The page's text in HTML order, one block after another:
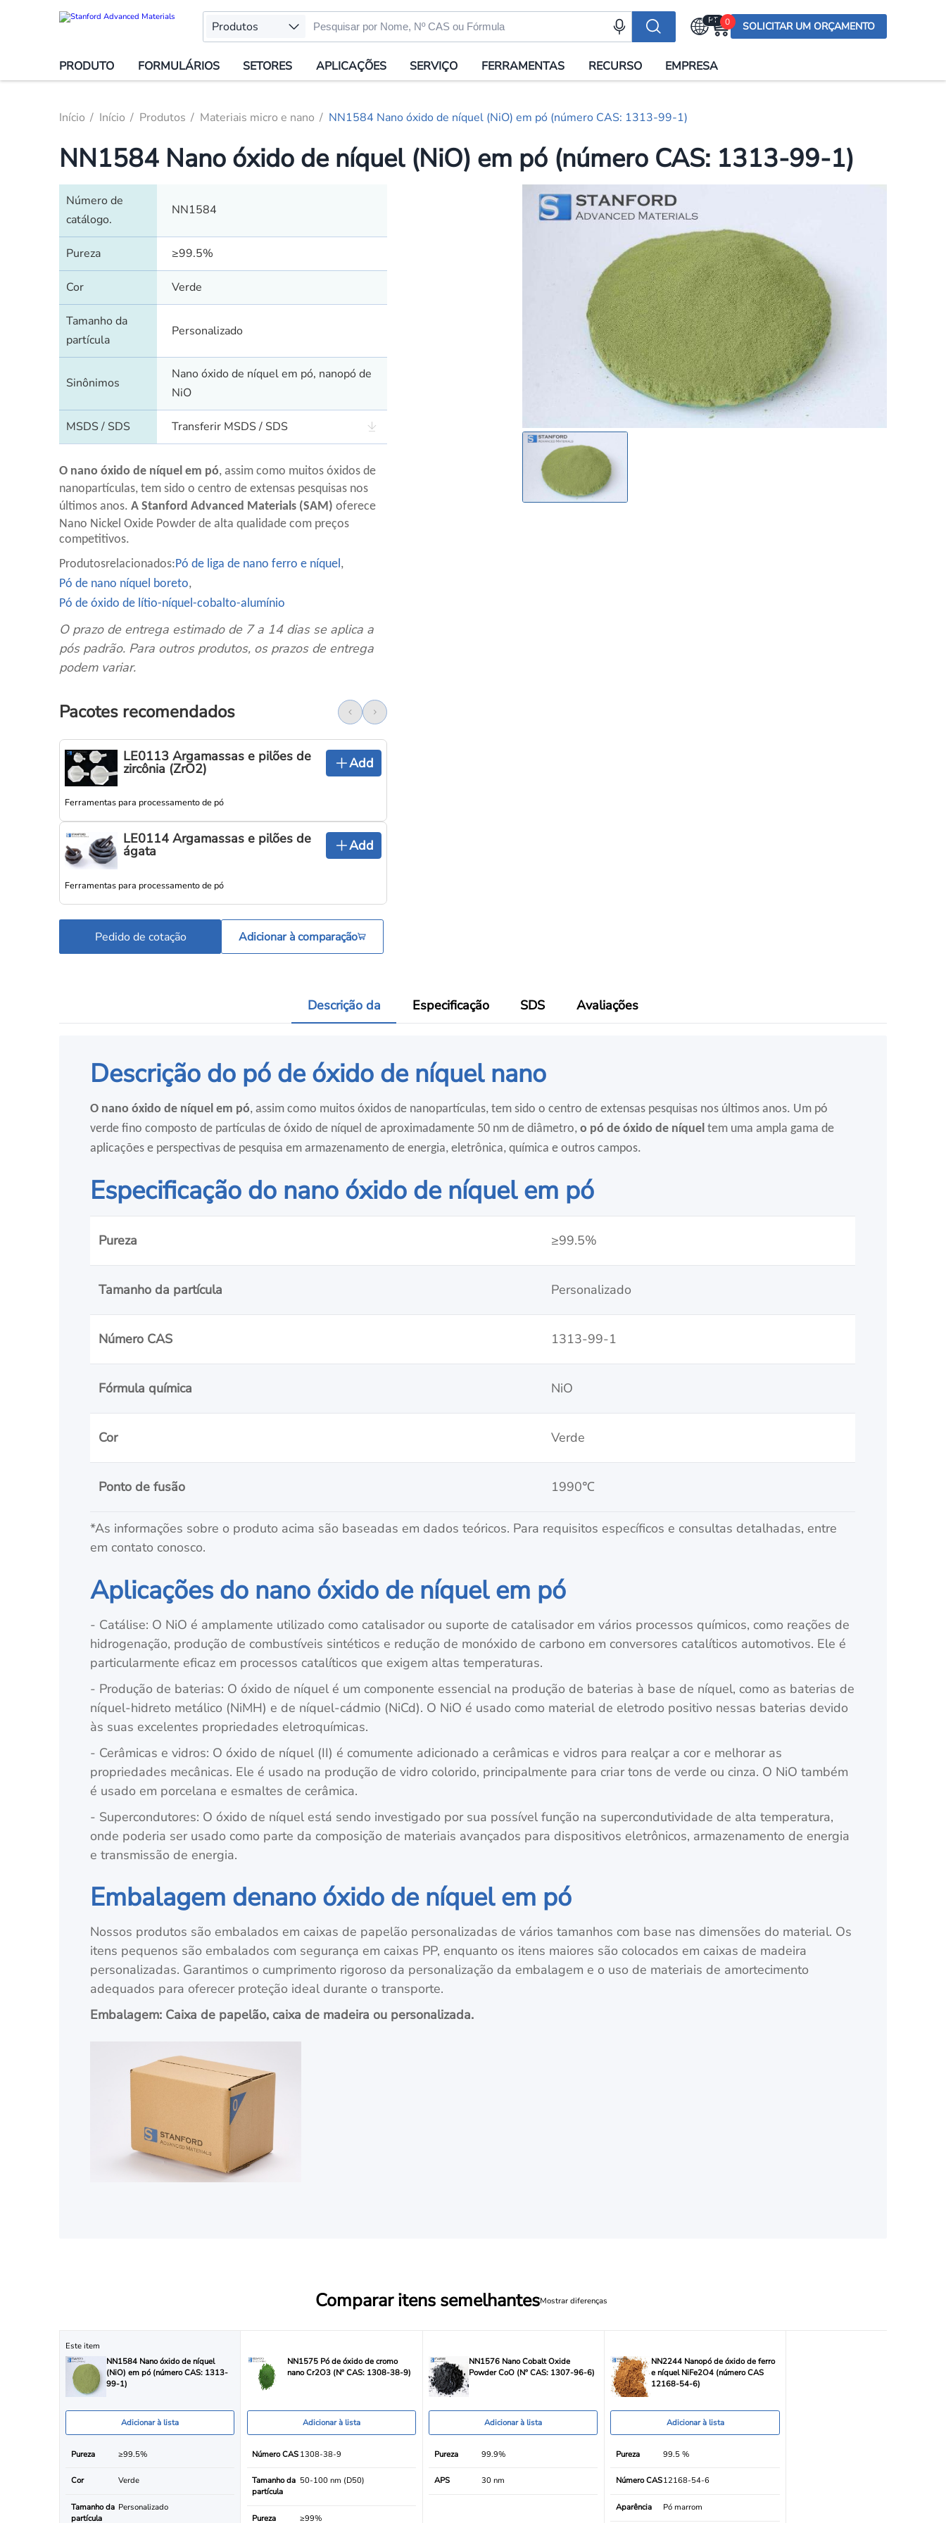
Produtos PT
English (US)
Española
Deutsch
Français
Italiano
日本語
Русский
한국어
Português
العربية
Nederland
Polska
Sverige
भारत
0 SOLICITAR UM ORÇAMENTO
PRODUTO FORMULÁRIOS SETORES APLICAÇÕES SERVIÇO FERRAMENTAS RECURSO EMPRESA
Início Início Produtos Materiais micro e nano NN1584 Nano óxido de níquel (NiO) em pó (número CAS: 1313-99-1)
NN1584 Nano óxido de níquel (NiO) em pó (número CAS: 1313-99-1)
Número de
catálogo.
NN1584
Pureza ≥99.5%
Cor Verde
Tamanho da
partícula
Personalizado
Sinônimos
Nano óxido de níquel em pó, nanopó de
NiO
MSDS / SDS Transferir MSDS / SDS
O nano óxido de níquel em pó, assim como muitos óxidos de
nanopartículas, tem sido o centro de extensas pesquisas nos
últimos anos. A Stanford Advanced Materials (SAM) oferece
Nano Nickel Oxide Powder de alta qualidade com preços
competitivos.
Produtosrelacionados:Pó de liga de nano ferro e níquel,
Pó de nano níquel boreto,
Pó de óxido de lítio-níquel-cobalto-alumínio
O prazo de entrega estimado de 7 a 14 dias se aplica a
pós padrão. Para outros produtos, os prazos de entrega
podem variar.
Pacotes recomendados
LE0113 Argamassas e pilões de
zircônia (ZrO2) Add
Ferramentas para processamento de pó
LE0114 Argamassas e pilões de
ágata Add
Ferramentas para processamento de pó
Pedido de cotação Adicionar à comparação
Descrição da Especificação SDS Avaliações
Descrição do pó de óxido de níquel nano
O nano óxido de níquel em pó, assim como muitos óxidos de nanopartículas, tem sido o centro de extensas pesquisas nos últimos anos. Um pó
verde fino composto de partículas de óxido de níquel de aproximadamente 50 nm de diâmetro, o pó de óxido de níquel tem uma ampla gama de
aplicações e perspectivas de pesquisa em armazenamento de energia, eletrônica, química e outros campos.
Especificação do nano óxido de níquel em pó
Pureza ≥99.5%
Tamanho da partícula Personalizado
Número CAS 1313-99-1
Fórmula química NiO
Cor Verde
Ponto de fusão 1990℃
*As informações sobre o produto acima são baseadas em dados teóricos. Para requisitos específicos e consultas detalhadas, entre
em contato conosco.
Aplicações do nano óxido de níquel em pó
- Catálise: O NiO é amplamente utilizado como catalisador ou suporte de catalisador em vários processos químicos, como reações de
hidrogenação, produção de combustíveis sintéticos e redução de monóxido de carbono em conversores catalíticos automotivos. Ele é
particularmente eficaz em processos catalíticos que exigem altas temperaturas.
- Produção de baterias: O óxido de níquel é um componente essencial na produção de baterias à base de níquel, como as baterias de
níquel-hidreto metálico (NiMH) e de níquel-cádmio (NiCd). O NiO é usado como material de eletrodo positivo nessas baterias devido
às suas excelentes propriedades eletroquímicas.
- Cerâmicas e vidros: O óxido de níquel (II) é comumente adicionado a cerâmicas e vidros para realçar a cor e melhorar as
propriedades mecânicas. Ele é usado na produção de vidro colorido, principalmente para criar tons de verde ou cinza. O NiO também
é usado em porcelana e esmaltes de cerâmica.
- Supercondutores: O óxido de níquel está sendo investigado por sua possível função na supercondutividade de alta temperatura,
onde poderia ser usado como parte da composição de materiais avançados para dispositivos eletrônicos, armazenamento de energia
e transmissão de energia.
Embalagem denano óxido de níquel em pó
Nossos produtos são embalados em caixas de papelão personalizadas de vários tamanhos com base nas dimensões do material. Os
itens pequenos são embalados com segurança em caixas PP, enquanto os itens maiores são colocados em caixas de madeira
personalizadas. Garantimos o cumprimento rigoroso da personalização da embalagem e o uso de materiais de amortecimento
adequados para oferecer proteção ideal durante o transporte.
Embalagem: Caixa de papelão, caixa de madeira ou personalizada.
Comparar itens semelhantesMostrar diferenças
Este item
NN1584 Nano óxido de níquel
(NiO) em pó (número CAS: 1313-
99-1)
Adicionar à lista
Pureza ≥99.5%
Cor Verde
Tamanho da
partícula
Personalizado
NN1575 Pó de óxido de cromo
nano Cr2O3 (Nº CAS: 1308-38-9)
Adicionar à lista
Número CAS 1308-38-9
Tamanho da
partícula
50-100 nm (D50)
Pureza ≥99%
NN1576 Nano Cobalt Oxide
Powder CoO (Nº CAS: 1307-96-6)
Adicionar à lista
Pureza 99.9%
APS 30 nm
NN2244 Nanopó de óxido de ferro
e níquel NiFe2O4 (número CAS
12168-54-6)
Adicionar à lista
Pureza 99.5 %
Número CAS12168-54-6
Aparência Pó marrom